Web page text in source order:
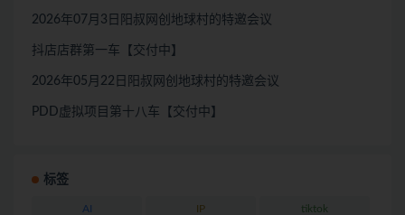
2026年07月3日阳叔网创地球村的特邀会议
抖店店群第一车【交付中】
2026年05月22日阳叔网创地球村的特邀会议
PDD虚拟项目第十八车【交付中】
标签
AI IP tiktok